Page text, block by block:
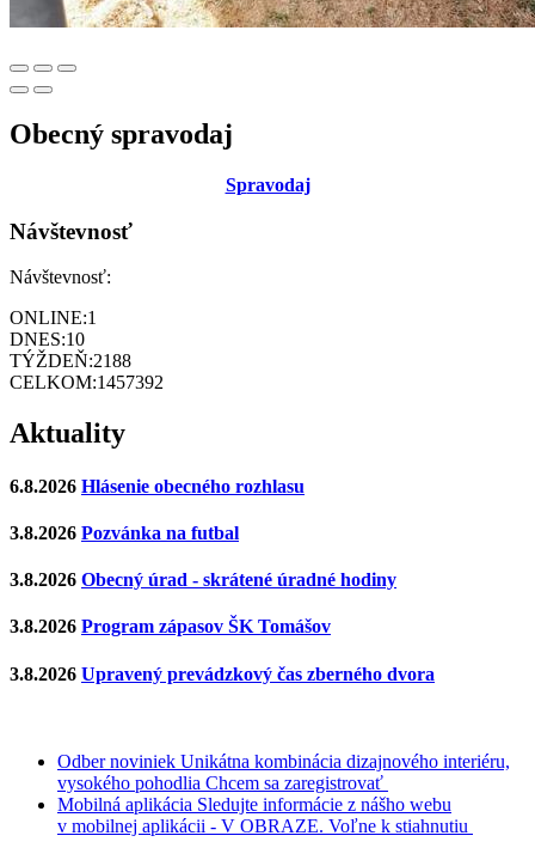
Obecný spravodaj
Spravodaj
Návštevnosť
Návštevnosť:
ONLINE:1
DNES:10
TÝŽDEŇ:2188
CELKOM:1457392
Aktuality
6.8.2026 Hlásenie obecného rozhlasu
3.8.2026 Pozvánka na futbal
3.8.2026 Obecný úrad - skrátené úradné hodiny
3.8.2026 Program zápasov ŠK Tomášov
3.8.2026 Upravený prevádzkový čas zberného dvora
Odber noviniek Unikátna kombinácia dizajnového interiéru,
vysokého pohodlia Chcem sa zaregistrovať
Mobilná aplikácia Sledujte informácie z nášho webu
v mobilnej aplikácii - V OBRAZE. Voľne k stiahnutiu